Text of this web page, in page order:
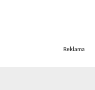
Reklama